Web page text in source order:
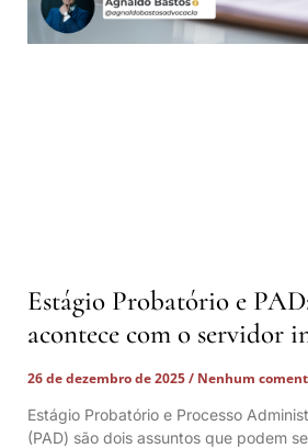
Estágio Probatório e
acontece com o servidor
26 de dezembro de 2025
Nenhum
Estágio Probatório e Processo
(PAD) são dois assuntos que podem